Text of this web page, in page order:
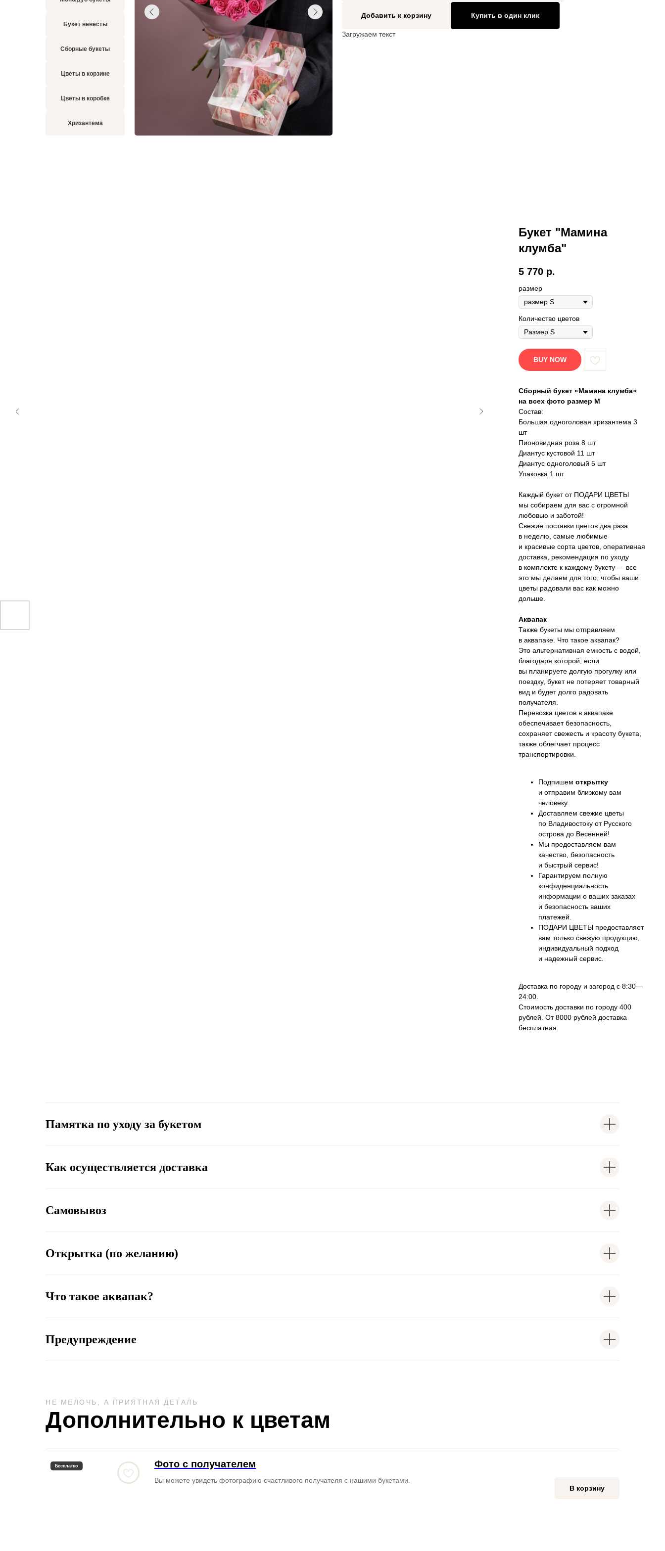
Добавить к корзину Купить в один клик
Загружаем текст
Букет невесты
Сборные букеты
Цветы в корзине
Цветы в коробке
Хризантема
Букет "Мамина
клумба"
5 770 р.
размер
Количество цветов
BUY NOW
Сборный букет «Мамина клумба»
на всех фото размер M
Состав:
Большая одноголовая хризантема 3
шт
Пионовидная роза 8 шт
Диантус кустовой 11 шт
Диантус одноголовый 5 шт
Упаковка 1 шт
Каждый букет от ПОДАРИ ЦВЕТЫ
мы собираем для вас с огромной
любовью и заботой!
Свежие поставки цветов два раза
в неделю, самые любимые
и красивые сорта цветов, оперативная
доставка, рекомендация по уходу
в комплекте к каждому букету — все
это мы делаем для того, чтобы ваши
цветы радовали вас как можно
дольше.
Аквапак
Также букеты мы отправляем
в аквапаке. Что такое аквапак?
Это альтернативная емкость с водой,
благодаря которой, если
вы планируете долгую прогулку или
поездку, букет не потеряет товарный
вид и будет долго радовать
получателя.
Перевозка цветов в аквапаке
обеспечивает безопасность,
сохраняет свежесть и красоту букета,
также облегчает процесс
транспортировки.
Подпишем открытку
и отправим близкому вам
человеку.
Доставляем свежие цветы
по Владивостоку от Русского
острова до Весенней!
Мы предоставляем вам
качество, безопасность
и быстрый сервис!
Гарантируем полную
конфиденциальность
информации о ваших заказах
и безопасность ваших
платежей.
ПОДАРИ ЦВЕТЫ предоставляет
вам только свежую продукцию,
индивидуальный подход
и надежный сервис.
Доставка по городу и загород с 8:30—
24:00.
Стоимость доставки по городу 400
рублей. От 8000 рублей доставка
бесплатная.
Памятка по уходу за букетом
Как осуществляется доставка
Самовывоз
Открытка (по желанию)
Что такое аквапак?
Предупреждение
НЕ МЕЛОЧЬ, А ПРИЯТНАЯ ДЕТАЛЬ
Дополнительно к цветам
Бесплатно Фото с получателем
Вы можете увидеть фотографию счастливого получателя с нашими букетами.
В корзину